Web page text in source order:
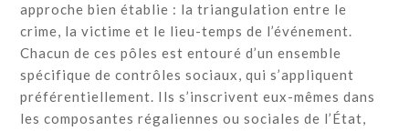
approche bien établie : la triangulation entre le
crime, la victime et le lieu-temps de l’événement.
Chacun de ces pôles est entouré d’un ensemble
spécifique de contrôles sociaux, qui s’appliquent
préférentiellement. Ils s’inscrivent eux-mêmes dans
les composantes régaliennes ou sociales de l’État,